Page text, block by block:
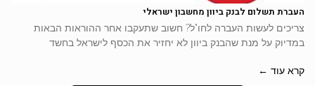
העברת תשלום לבנק ביוון מחשבון ישראלי
צריכים לעשות העברה לחו"ל? חשוב שתעקבו אחר ההוראות הבאות
במדיוק על מנת שהבנק ביוון לא יחזיר את הכסף לישראל בחשד
קרא עוד ←